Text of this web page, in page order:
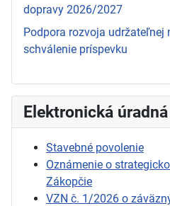
dopravy 2026/2027
Podpora rozvoja udržateľnej
schválenie príspevku
Elektronická
Stavebné povolenie
Oznámenie o
Zákopčie
VZN č. 1/2026 o